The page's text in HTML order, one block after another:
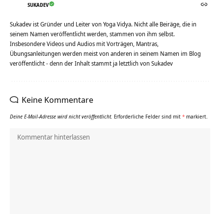
SUKADEV
Sukadev ist Gründer und Leiter von Yoga Vidya. Nicht alle Beiräge, die in
seinem Namen veröffentlicht werden, stammen von ihm selbst.
Insbesondere Videos und Audios mit Vorträgen, Mantras,
Übungsanleitungen werden meist von anderen in seinem Namen im Blog
veröffentlicht - denn der Inhalt stammt ja letztlich von Sukadev
Keine Kommentare
Deine E-Mail-Adresse wird nicht veröffentlicht. Erforderliche Felder sind mit * markiert.